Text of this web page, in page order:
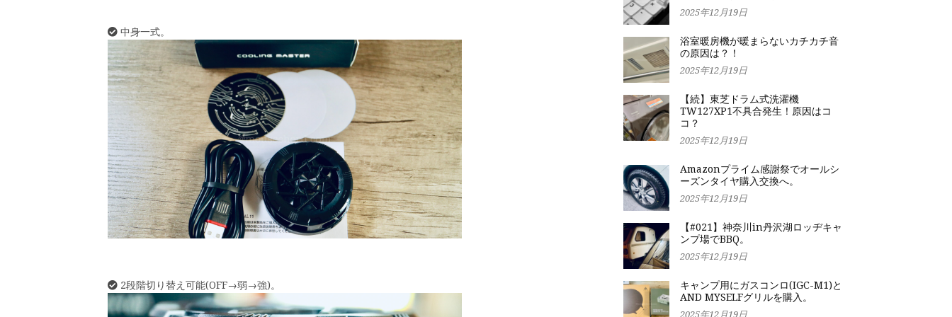
中身一式。
2段階切り替え可能(OFF→弱→強)。
2025年12月19日
浴室暖房機が暖まらないカチカチ音
の原因は？！
2025年12月19日
【続】東芝ドラム式洗濯機
TW127XP1不具合発生！原因はコ
コ？
2025年12月19日
Amazonプライム感謝祭でオールシ
ーズンタイヤ購入交換へ。
2025年12月19日
【#021】神奈川in丹沢湖ロッヂキャ
ンプ場でBBQ。
2025年12月19日
キャンプ用にガスコンロ(IGC-M1)と
AND MYSELFグリルを購入。
2025年12月19日